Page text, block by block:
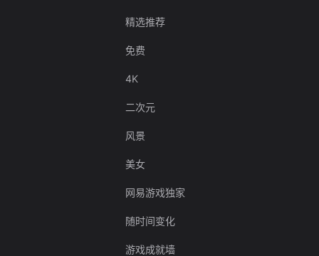
精选推荐
免费
4K
二次元
风景
美女
网易游戏独家
随时间变化
游戏成就墙